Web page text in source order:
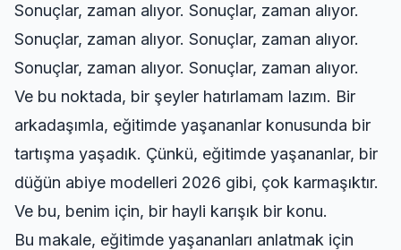
Sonuçlar, zaman alıyor. Sonuçlar, zaman alıyor.
Sonuçlar, zaman alıyor. Sonuçlar, zaman alıyor.
Sonuçlar, zaman alıyor. Sonuçlar, zaman alıyor.
Ve bu noktada, bir şeyler hatırlamam lazım. Bir
arkadaşımla, eğitimde yaşananlar konusunda bir
tartışma yaşadık. Çünkü, eğitimde yaşananlar, bir
düğün abiye modelleri 2026 gibi, çok karmaşıktır.
Ve bu, benim için, bir hayli karışık bir konu.
Bu makale, eğitimde yaşananları anlatmak için